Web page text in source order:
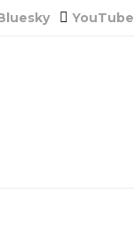
YouTube